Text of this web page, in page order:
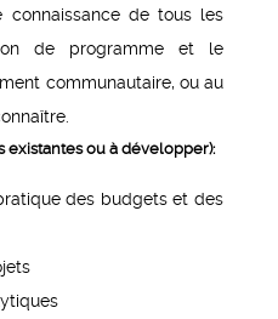
connaissance de tous les
de programme et le
communautaire, ou au
ou à développer):
des budgets et des